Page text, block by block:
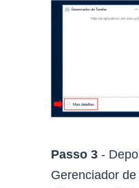
Passo 3 -
Gerenciador